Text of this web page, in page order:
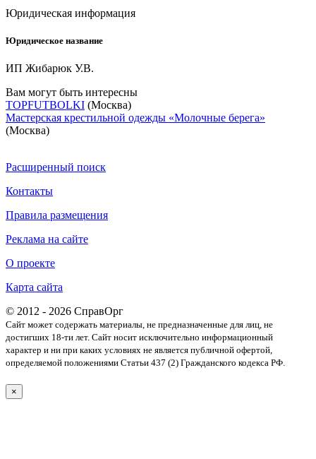
Юридическая информация
Юридическое название
ИП Жибарюк У.В.
Вам могут быть интересны
TOPFUTBOLKI (Москва)
Мастерская крестильной одежды «Молочные берега»
(Москва)
Расширенный поиск
Контакты
Правила размещения
Реклама на сайте
О проекте
Карта сайта
© 2012 - 2026 СправОрг
Сайт может содержать материалы, не предназначенные для лиц, не
достигших 18-ти лет. Cайт носит исключительно информационный
характер и ни при каких условиях не является публичной офертой,
определяемой положениями Статьи 437 (2) Гражданского кодекса РФ.
×